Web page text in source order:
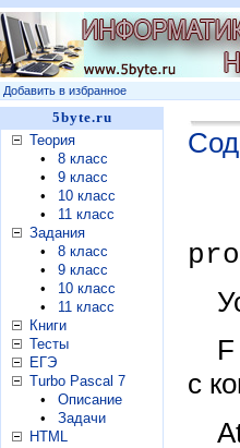
Добавить в избранное
5byte.ru
Теория
•
8 класс
•
9 класс
•
10 класс
•
11 класс
Задания
•
8 класс
•
9 класс
•
10 класс
•
11 класс
Книги
Тесты
ЕГЭ
Turbo Pascal 7
•
Описание
•
Задачи
HTML
с